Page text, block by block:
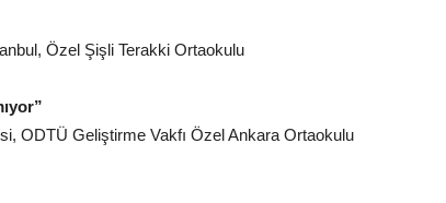
Özel Şişli Terakki Ortaokulu
ODTÜ Geliştirme Vakfı Özel Ankara Ortaokulu